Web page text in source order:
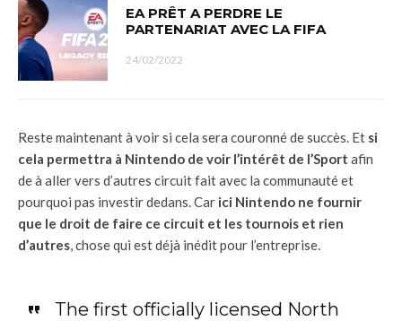
EA PRÊT A PERDRE LE
PARTENARIAT AVEC LA FIFA
24/02/2022
Reste maintenant à voir si cela sera couronné de succès. Et si
cela permettra à Nintendo de voir l’intérêt de l’Sport afin
de à aller vers d’autres circuit fait avec la communauté et
pourquoi pas investir dedans. Car ici Nintendo ne fournir
que le droit de faire ce circuit et les tournois et rien
d’autres, chose qui est déjà inédit pour l’entreprise.
The first officially licensed North